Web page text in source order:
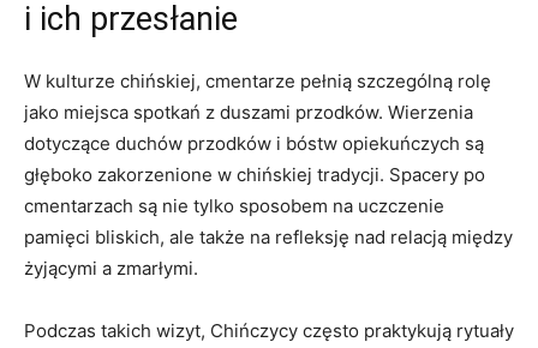
i ich ‌przesłanie
W ‌kulturze‍ chińskiej, cmentarze pełnią szczególną ​rolę
jako ​miejsca spotkań z duszami przodków. Wierzenia​
dotyczące duchów przodków ⁢i bóstw opiekuńczych są
głęboko ‌zakorzenione w chińskiej⁢ tradycji. Spacery po
cmentarzach są nie tylko sposobem na uczczenie
pamięci ‍bliskich, ale także na refleksję nad ​relacją ⁣między
żyjącymi a zmarłymi.
Podczas takich​ wizyt, Chińczycy często ⁤praktykują rytuały